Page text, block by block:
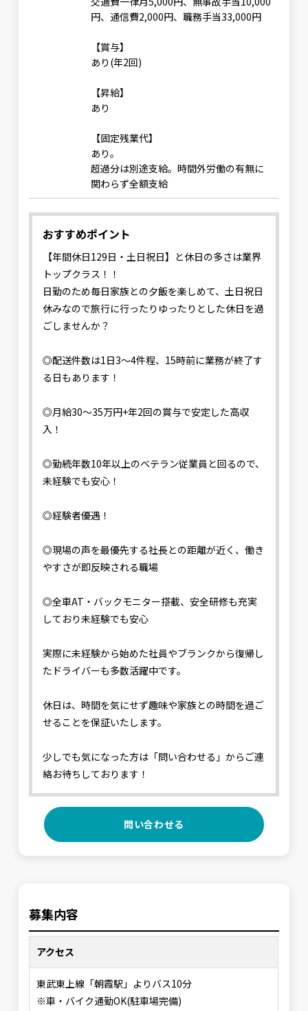
円、通信費2,000円、職務手当33,000円
【賞与】
あり(年2回)
【昇給】
あり
【固定残業代】
あり。
超過分は別途支給。時間外労働の有無に
関わらず全額支給
おすすめポイント
【年間休日129日・土日祝日】と休日の多さは業界
トップクラス！！
日勤のため毎日家族との夕飯を楽しめて、土日祝日
休みなので旅行に行ったりゆったりとした休日を過
ごしませんか？
◎配送件数は1日3〜4件程、15時前に業務が終了す
る日もあります！
◎月給30〜35万円+年2回の賞与で安定した高収
入！
◎勤続年数10年以上のベテラン従業員と回るので、
未経験でも安心！
◎経験者優遇！
◎現場の声を最優先する社長との距離が近く、働き
やすさが即反映される職場
◎全車AT・バックモニター搭載、安全研修も充実
しており未経験でも安心
実際に未経験から始めた社員やブランクから復帰し
たドライバーも多数活躍中です。
休日は、時間を気にせず趣味や家族との時間を過ご
せることを保証いたします。
少しでも気になった方は「問い合わせる」からご連
絡お待ちしております！
問い合わせる
募集内容
アクセス
東武東上線「朝霞駅」よりバス10分
※車・バイク通勤OK(駐車場完備)